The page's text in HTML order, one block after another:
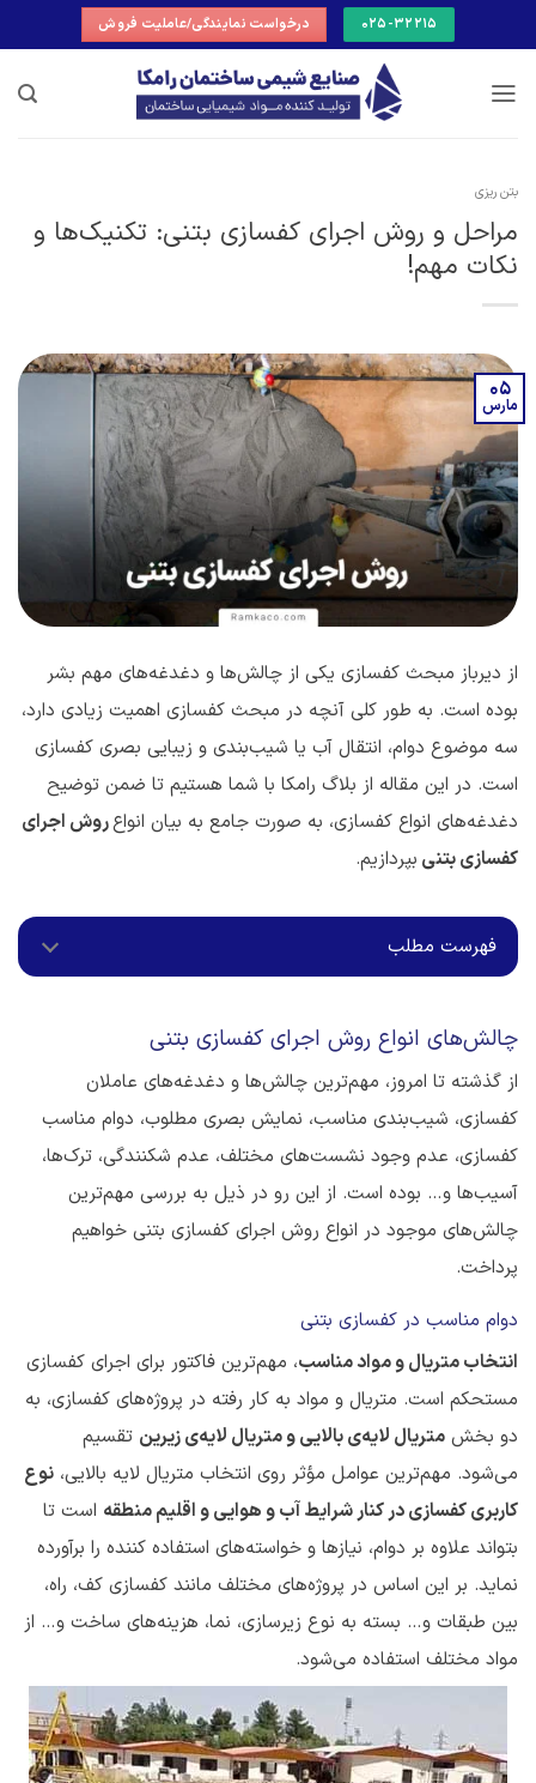
to
025-32215 درخواست نمایندگی/عاملیت فروش
بتن ریزی
مراحل و روش اجرای کفسازی بتنی: تکنیک‌ها و
نکات مهم!
05
مارس
از دیرباز مبحث کفسازی‌ یکی از چالش‌ها و دغدغه‌های مهم بشر
بوده است. به طور کلی آنچه در مبحث کفسازی اهمیت زیادی دارد،
سه موضوع دوام، انتقال آب یا شیب‌بندی و زیبایی بصری کفسازی
است. در این مقاله از بلاگ رامکا با شما هستیم تا ضمن توضیح
دغدغه‌های انواع کفسازی، به صورت جامع به بیان انواعروش اجرای
کفسازی بتنی بپردازیم.
فهرست مطلب
چالش‌های انواع روش اجرای کفسازی بتنی
از گذشته تا امروز، مهم‌ترین چالش‌ها و دغدغه‌های عاملان
کفسازی، شیب‌بندی مناسب، نمایش بصری مطلوب، دوام مناسب
کفسازی، عدم وجود نشست‌های مختلف، عدم شکنندگی، ترک‌ها،
آسیب‌ها و… بوده است. از این رو در ذیل به بررسی مهم‌ترین
چالش‌های موجود در انواع روش اجرای کفسازی بتنی خواهیم
پرداخت.
دوام مناسب در کفسازی بتنی
انتخاب متریال و مواد مناسب، مهم‌ترین فاکتور برای اجرای کفسازی
مستحکم است. متریال و مواد به کار رفته در پروژه‌های کفسازی، به
دو بخش متریال لایه‌ی بالایی و متریال لایه‌ی زیرین تقسیم
می‌شود. مهم‌ترین عوامل مؤثر روی انتخاب متریال لایه بالایی، نوع
کاربری کفسازی در کنار شرایط آب و هوایی و اقلیم منطقه است تا
بتواند علاوه بر دوام، نیازها و خواسته‌های استفاده کننده را برآورده
نماید. بر این اساس در پروژه‌های مختلف مانند کفسازی کف، راه،
بین طبقات و… بسته به نوع زیرسازی، نما، هزینه‌های ساخت و… از
مواد مختلف استفاده می‌شود.